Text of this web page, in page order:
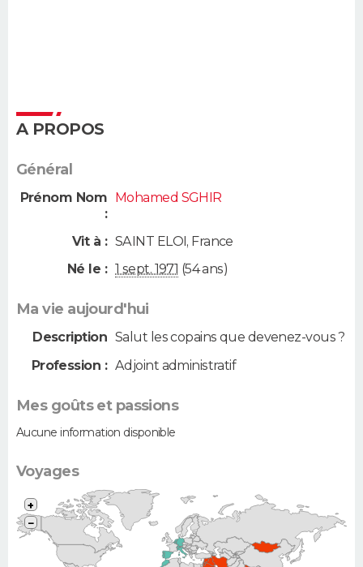
A PROPOS
Général
Prénom Nom
:
Mohamed SGHIR
Vit à : SAINT ELOI, France
Né le : 1 sept. 1971 (54 ans)
Ma vie aujourd'hui
Description Salut les copains que devenez-vous ?
Profession : Adjoint administratif
Mes goûts et passions
Aucune information disponible
Voyages
+
−